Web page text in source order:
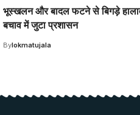
भूस्खलन और बादल फटने से बिगड़े
बचाव में जुटा प्रशासन
Bylokmatujala